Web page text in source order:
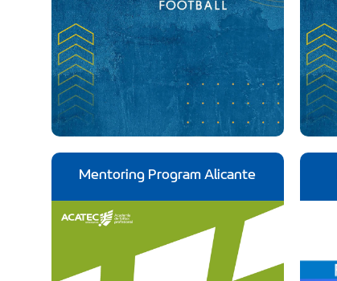
Mentoring Program Alicante